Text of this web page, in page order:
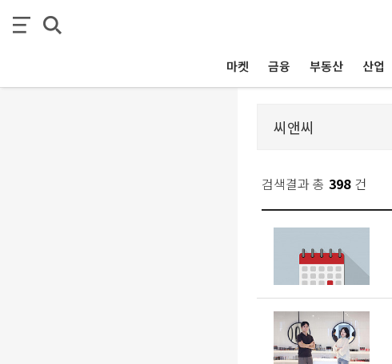
마켓 금융 부동산 산업
검색결과 총 398 건